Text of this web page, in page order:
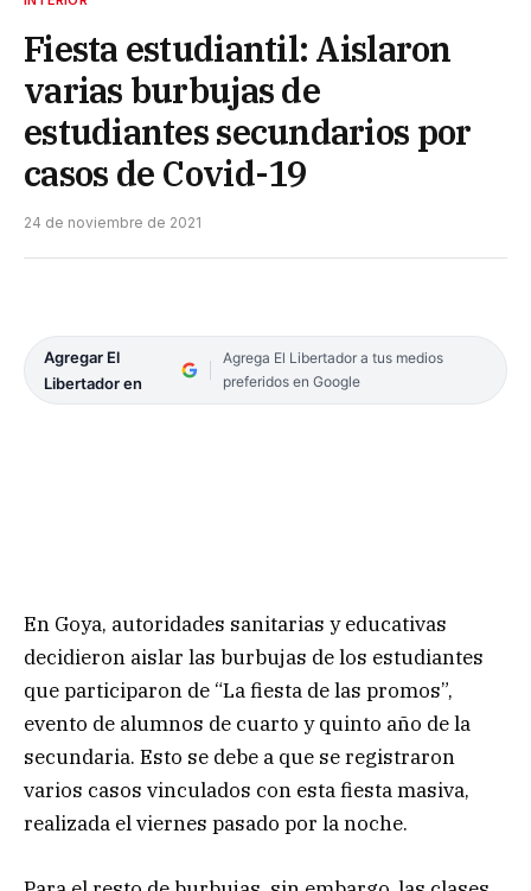
Fiesta estudiantil: Aislaron
varias burbujas de
estudiantes secundarios por
casos de Covid-19
24 de noviembre de 2021
Agregar El
Libertador en
Agrega El Libertador a tus medios
preferidos en Google
En Goya, autoridades sanitarias y educativas
decidieron aislar las burbujas de los estudiantes
que participaron de “La fiesta de las promos”,
evento de alumnos de cuarto y quinto año de la
secundaria. Esto se debe a que se registraron
varios casos vinculados con esta fiesta masiva,
realizada el viernes pasado por la noche.